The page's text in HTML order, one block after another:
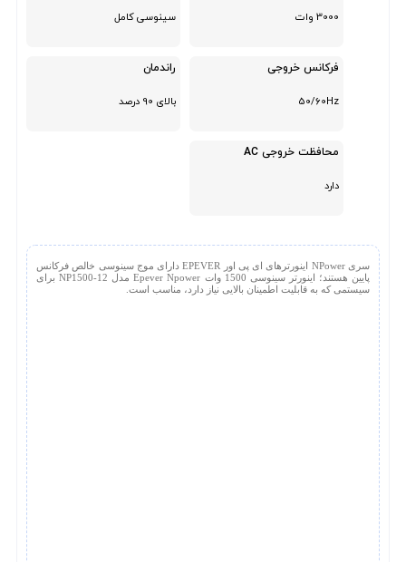
3000 وات سینوسی کامل
فرکانس خروجی راندمان
بالای 90 درصد
محافظت خروجی AC
سری NPower اینورترهای ای پی اور EPEVER دارای موج سینوسی خالص فرکانس
پایین هستند؛ اینورتر سینوسی 1500 وات Epever Npower مدل NP1500-12 برای
سیستمی که به قابلیت اطمینان بالایی نیاز دارد، مناسب است.